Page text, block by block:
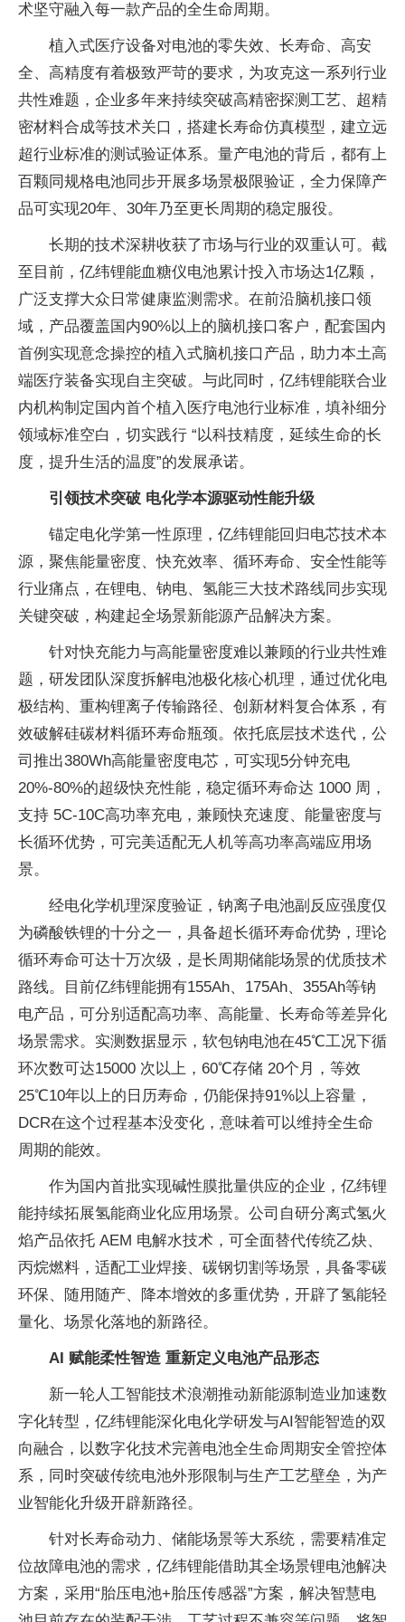
术坚守融入每一款产品的全生命周期。
植入式医疗设备对电池的零失效、长寿命、高安
全、高精度有着极致严苛的要求，为攻克这一系列行业
共性难题，企业多年来持续突破高精密探测工艺、超精
密材料合成等技术关口，搭建长寿命仿真模型，建立远
超行业标准的测试验证体系。量产电池的背后，都有上
百颗同规格电池同步开展多场景极限验证，全力保障产
品可实现20年、30年乃至更长周期的稳定服役。
长期的技术深耕收获了市场与行业的双重认可。截
至目前，亿纬锂能血糖仪电池累计投入市场达1亿颗，
广泛支撑大众日常健康监测需求。在前沿脑机接口领
域，产品覆盖国内90%以上的脑机接口客户，配套国内
首例实现意念操控的植入式脑机接口产品，助力本土高
端医疗装备实现自主突破。与此同时，亿纬锂能联合业
内机构制定国内首个植入医疗电池行业标准，填补细分
领域标准空白，切实践行 “以科技精度，延续生命的长
度，提升生活的温度”的发展承诺。
引领技术突破 电化学本源驱动性能升级
锚定电化学第一性原理，亿纬锂能回归电芯技术本
源，聚焦能量密度、快充效率、循环寿命、安全性能等
行业痛点，在锂电、钠电、氢能三大技术路线同步实现
关键突破，构建起全场景新能源产品解决方案。
针对快充能力与高能量密度难以兼顾的行业共性难
题，研发团队深度拆解电池极化核心机理，通过优化电
极结构、重构锂离子传输路径、创新材料复合体系，有
效破解硅碳材料循环寿命瓶颈。依托底层技术迭代，公
司推出380Wh高能量密度电芯，可实现5分钟充电
20%-80%的超级快充性能，稳定循环寿命达 1000 周，
支持 5C-10C高功率充电，兼顾快充速度、能量密度与
长循环优势，可完美适配无人机等高功率高端应用场
景。
经电化学机理深度验证，钠离子电池副反应强度仅
为磷酸铁锂的十分之一，具备超长循环寿命优势，理论
循环寿命可达十万次级，是长周期储能场景的优质技术
路线。目前亿纬锂能拥有155Ah、175Ah、355Ah等钠
电产品，可分别适配高功率、高能量、长寿命等差异化
场景需求。实测数据显示，软包钠电池在45℃工况下循
环次数可达15000 次以上，60℃存储 20个月，等效
25℃10年以上的日历寿命，仍能保持91%以上容量，
DCR在这个过程基本没变化，意味着可以维持全生命
周期的能效。
作为国内首批实现碱性膜批量供应的企业，亿纬锂
能持续拓展氢能商业化应用场景。公司自研分离式氢火
焰产品依托 AEM 电解水技术，可全面替代传统乙炔、
丙烷燃料，适配工业焊接、碳钢切割等场景，具备零碳
环保、随用随产、降本增效的多重优势，开辟了氢能轻
量化、场景化落地的新路径。
AI 赋能柔性智造 重新定义电池产品形态
新一轮人工智能技术浪潮推动新能源制造业加速数
字化转型，亿纬锂能深化电化学研发与AI智能智造的双
向融合，以数字化技术完善电池全生命周期安全管控体
系，同时突破传统电池外形限制与生产工艺壁垒，为产
业智能化升级开辟新路径。
针对长寿命动力、储能场景等大系统，需要精准定
位故障电池的需求，亿纬锂能借助其全场景锂电池解决
方案，采用“胎压电池+胎压传感器”方案，解决智慧电